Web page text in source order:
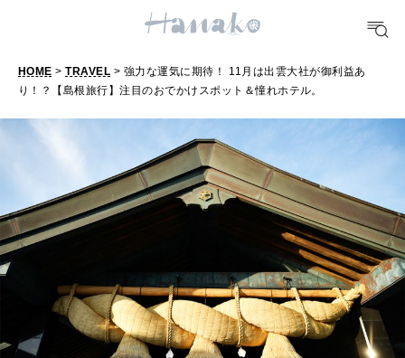
どこ行く？
FORTUNE
[12星座別] Weekly Holoscope
[12星座別] Monthly Love Holoscope
女神まり愛のタロットメッセージ
算命学がわかる今月のあなた
HEALTH
自分にやさしく
LEARN
知る、考える
HOME >TRAVEL > 強力な運気に期待！ 11月は出雲大社が御利益あ
り！？【島根旅行】注目のおでかけスポット＆憧れホテル。